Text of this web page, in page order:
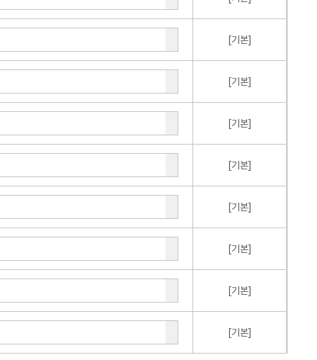
[기본]
[기본]
[기본]
[기본]
[기본]
[기본]
[기본]
[기본]